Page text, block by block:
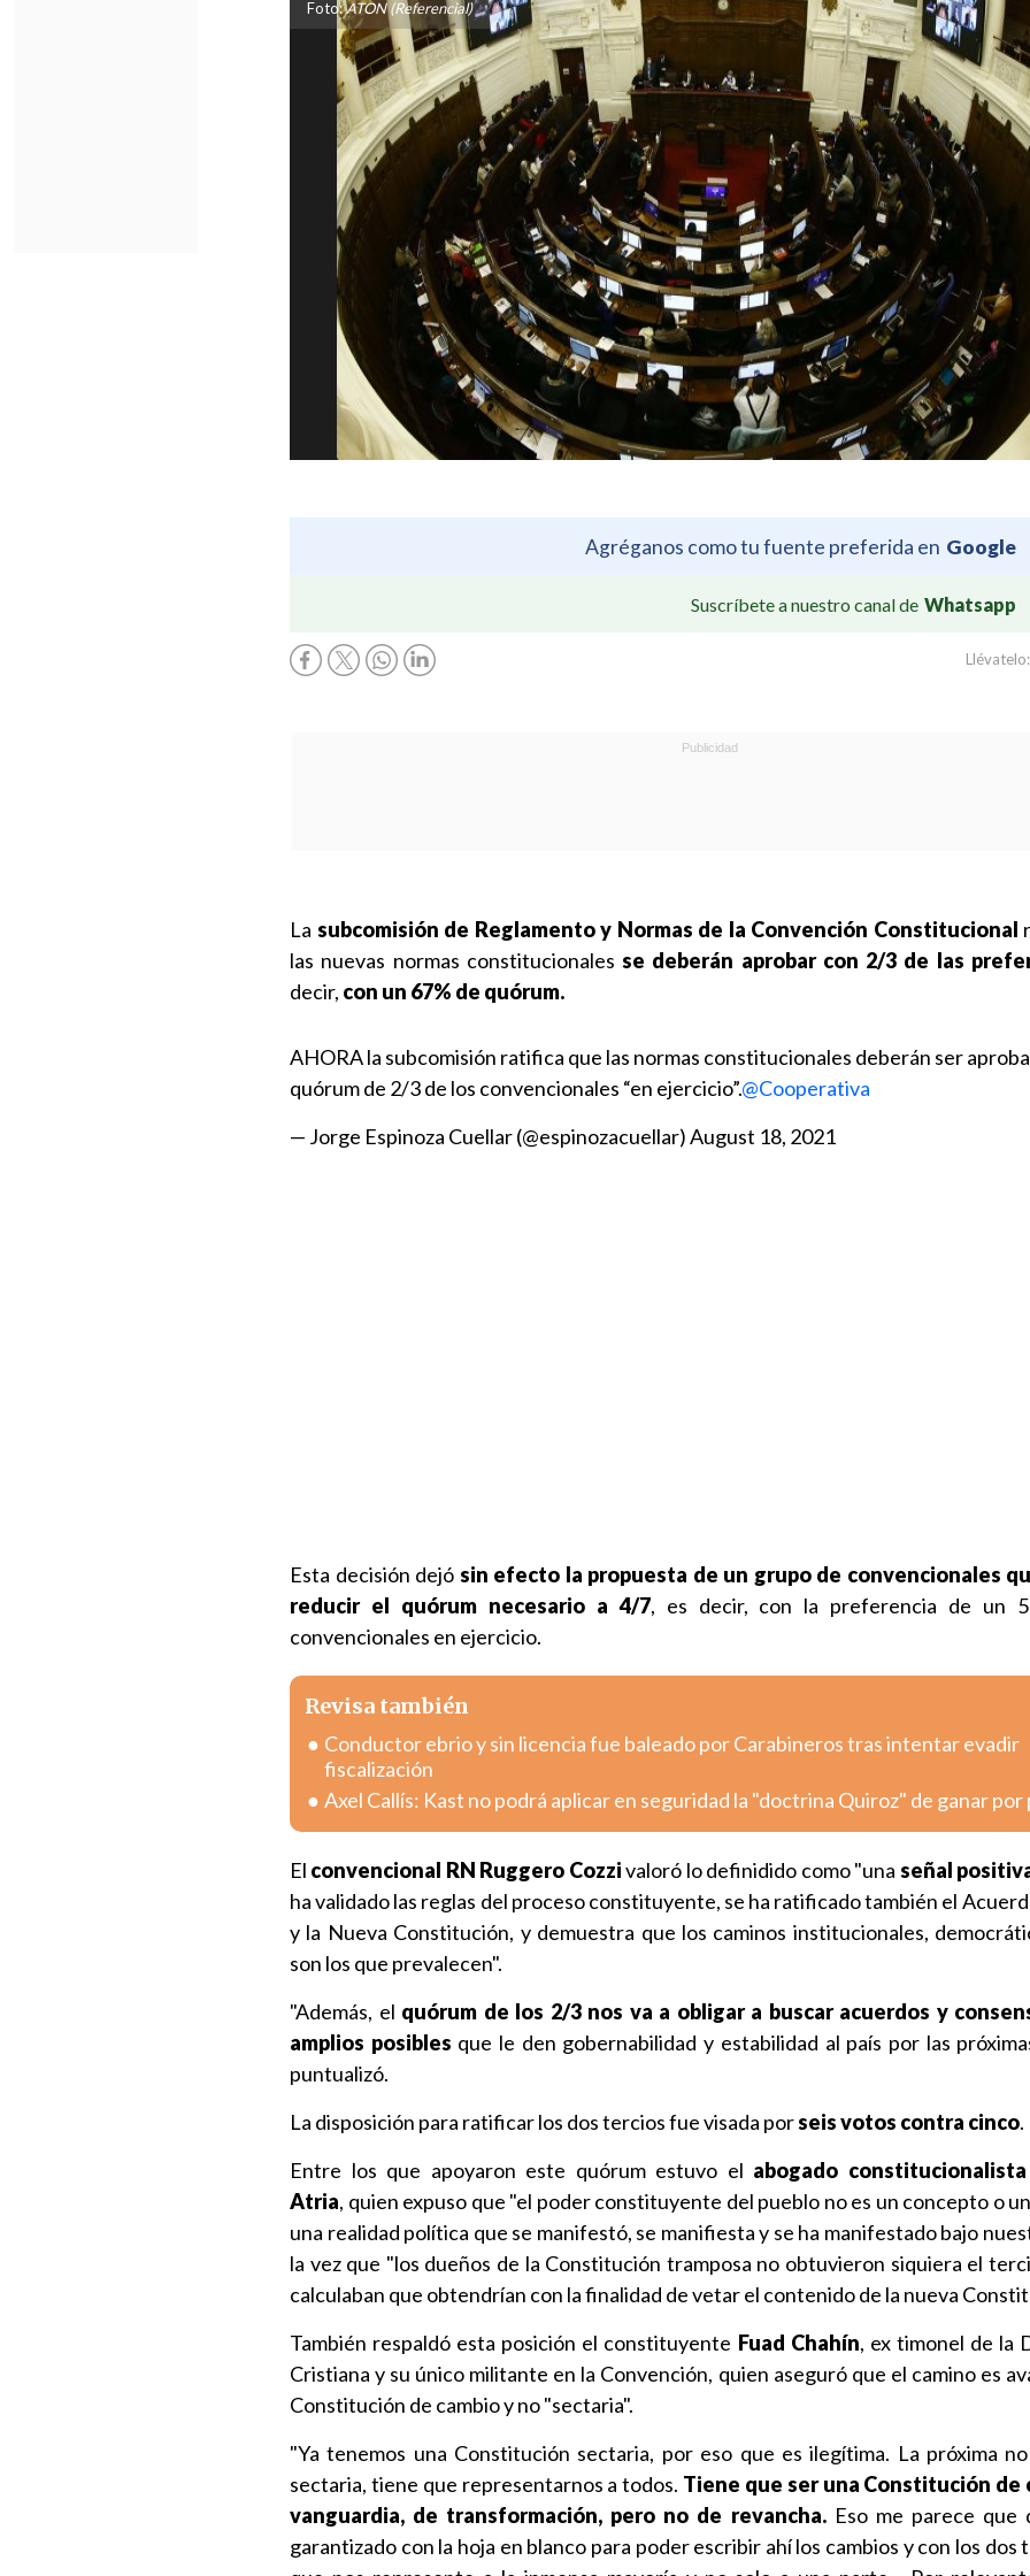
Foto:ATON (Referencial)
Agréganos como tu fuente preferida en Google
Suscríbete a nuestro canal de Whatsapp
Llévatelo:
La subcomisión de Reglamento y Normas de la Convención Constitucional
las nuevas normas constitucionales se deberán aprobar con 2/3 de las
decir, con un 67% de quórum.
AHORA la subcomisión ratifica que las normas constitucionales deberán ser
quórum de 2/3 de los convencionales “en ejercicio”.@Cooperativa
— Jorge Espinoza Cuellar (@espinozacuellar)August 18, 2021
Esta decisión dejó sin efecto la propuesta de un grupo de convencionales
reducir el quórum necesario a 4/7, es decir, con la preferencia de un
convencionales en ejercicio.
Revisa también
Conductor ebrio y sin licencia fue baleado por Carabineros tras intentar evadir
fiscalización
Axel Callís: Kast no podrá aplicar en seguridad la "doctrina Quiroz" de ganar por
El convencional RN Ruggero Cozzivaloró lo definidido como "una señal
ha validado las reglas del proceso constituyente, se ha ratificado también el
y la Nueva Constitución, y demuestra que los caminos institucionales,
son los que prevalecen".
"Además, el quórum de los 2/3 nos va a obligar a buscar acuerdos y
amplios posibles que le den gobernabilidad y estabilidad al país por las
puntualizó.
La disposición para ratificar los dos tercios fue visada porseis votos contra cinco.
Entre los que apoyaron este quórum estuvo el abogado
Atria, quien expuso que "el poder constituyente del pueblo no es un concepto o
una realidad política que se manifestó, se manifiesta y se ha manifestado bajo
la vez que "los dueños de la Constitución tramposa no obtuvieron siquiera el
calculaban que obtendrían con la finalidad de vetar el contenido de la nueva
También respaldó esta posición el constituyente Fuad Chahín, ex timonel de la
Cristiana y su único militante en la Convención, quien aseguró que el camino es
Constitución de cambio y no "sectaria".
"Ya tenemos una Constitución sectaria, por eso que es ilegítima. La próxima
sectaria, tiene que representarnos a todos. Tiene que ser una Constitución de
vanguardia, de transformación, pero no de revancha. Eso me parece que
garantizado con la hoja en blanco para poder escribir ahí los cambios y con los dos